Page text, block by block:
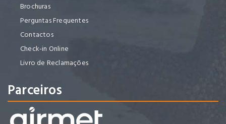
Brochuras
Perguntas Frequentes
Contactos
Check-in Online
Livro de Reclamações
Parceiros